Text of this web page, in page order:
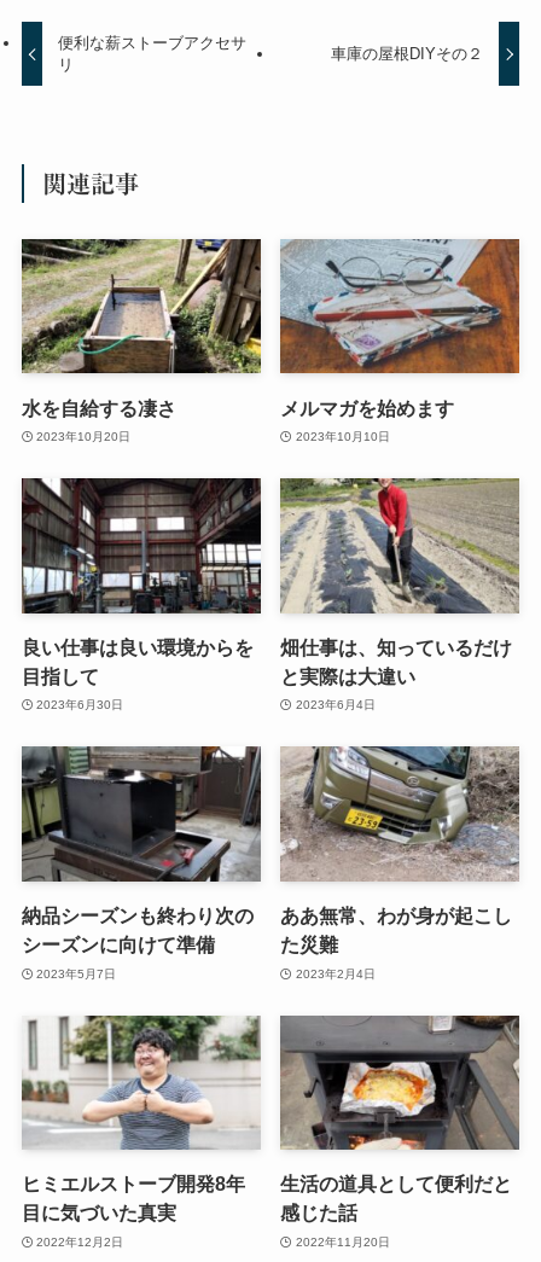
便利な薪ストーブアクセサ
リ
車庫の屋根DIYその２
関連記事
水を自給する凄さ
2023年10月20日
メルマガを始めます
2023年10月10日
良い仕事は良い環境からを
目指して
2023年6月30日
畑仕事は、知っているだけ
と実際は大違い
2023年6月4日
納品シーズンも終わり次の
シーズンに向けて準備
2023年5月7日
ああ無常、わが身が起こし
た災難
2023年2月4日
ヒミエルストーブ開発8年
目に気づいた真実
2022年12月2日
生活の道具として便利だと
感じた話
2022年11月20日